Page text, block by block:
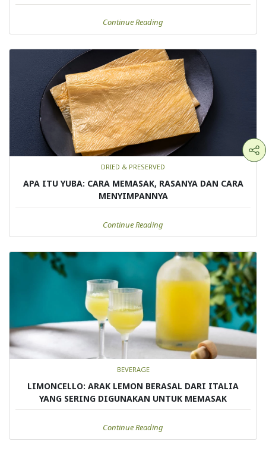
Continue Reading
DRIED & PRESERVED
APA ITU YUBA: CARA MEMASAK, RASANYA DAN CARA
MENYIMPANNYA
Continue Reading
BEVERAGE
LIMONCELLO: ARAK LEMON BERASAL DARI ITALIA
YANG SERING DIGUNAKAN UNTUK MEMASAK
Continue Reading